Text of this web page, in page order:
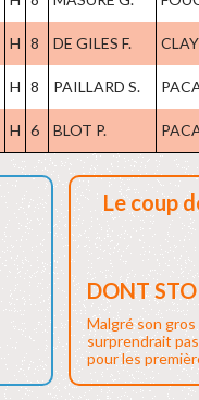
H 8 DE GILES F.
H 8 PAILLARD S.
H 6 BLOT P.
Le coup
DONT
Malgré son
surprendrait
pour les